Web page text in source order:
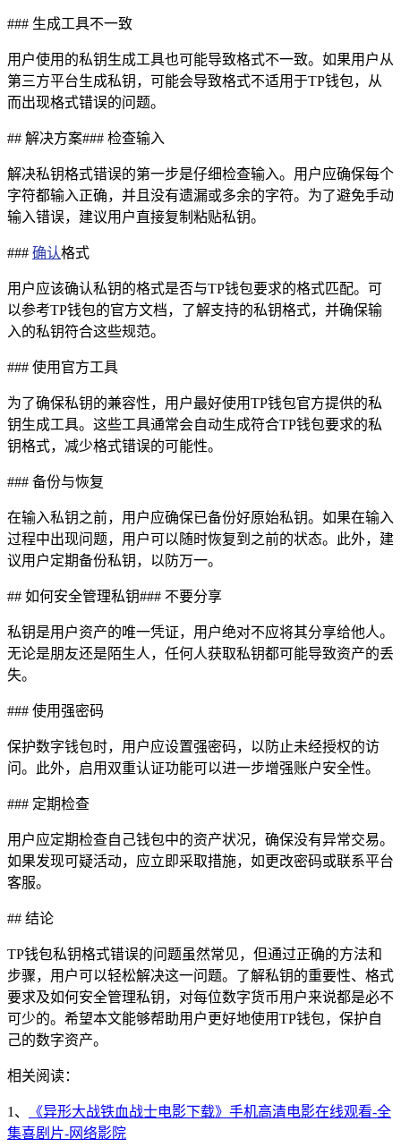
### 生成工具不一致
用户使用的私钥生成工具也可能导致格式不一致。如果用户从
第三方平台生成私钥，可能会导致格式不适用于TP钱包，从
而出现格式错误的问题。
## 解决方案### 检查输入
解决私钥格式错误的第一步是仔细检查输入。用户应确保每个
字符都输入正确，并且没有遗漏或多余的字符。为了避免手动
输入错误，建议用户直接复制粘贴私钥。
### 确认格式
用户应该确认私钥的格式是否与TP钱包要求的格式匹配。可
以参考TP钱包的官方文档，了解支持的私钥格式，并确保输
入的私钥符合这些规范。
### 使用官方工具
为了确保私钥的兼容性，用户最好使用TP钱包官方提供的私
钥生成工具。这些工具通常会自动生成符合TP钱包要求的私
钥格式，减少格式错误的可能性。
### 备份与恢复
在输入私钥之前，用户应确保已备份好原始私钥。如果在输入
过程中出现问题，用户可以随时恢复到之前的状态。此外，建
议用户定期备份私钥，以防万一。
## 如何安全管理私钥### 不要分享
私钥是用户资产的唯一凭证，用户绝对不应将其分享给他人。
无论是朋友还是陌生人，任何人获取私钥都可能导致资产的丢
失。
### 使用强密码
保护数字钱包时，用户应设置强密码，以防止未经授权的访
问。此外，启用双重认证功能可以进一步增强账户安全性。
### 定期检查
用户应定期检查自己钱包中的资产状况，确保没有异常交易。
如果发现可疑活动，应立即采取措施，如更改密码或联系平台
客服。
## 结论
TP钱包私钥格式错误的问题虽然常见，但通过正确的方法和
步骤，用户可以轻松解决这一问题。了解私钥的重要性、格式
要求及如何安全管理私钥，对每位数字货币用户来说都是必不
可少的。希望本文能够帮助用户更好地使用TP钱包，保护自
己的数字资产。
相关阅读：
1、
《异形大战铁血战士电影下载》手机高清电影在线观看-全
集喜剧片-网络影院